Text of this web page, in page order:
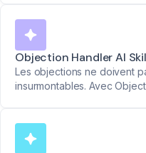
Objection Handler AI
Les objections ne doivent
insurmontables. Avec